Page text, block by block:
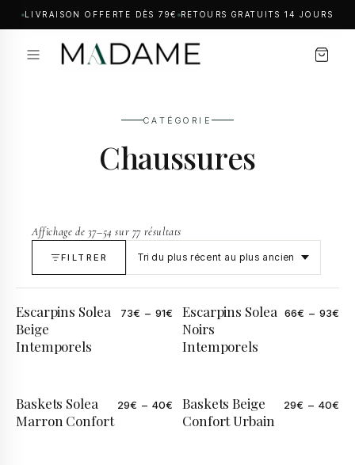
LIVRAISON OFFERTE DÈS 79€ RETOURS GRATUITS 14 JOURS
CATÉGORIE
Chaussures
Affichage de 37–54 sur 77 résultats
FILTRER
Escarpins Solea
Beige
Intemporels
73€ – 91€
Escarpins Solea
Noirs
Intemporels
66€ – 93€
Baskets Solea
Marron Confort
29€ – 40€
Baskets Beige
Confort Urbain
29€ – 40€